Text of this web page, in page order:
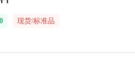
现货/标准品